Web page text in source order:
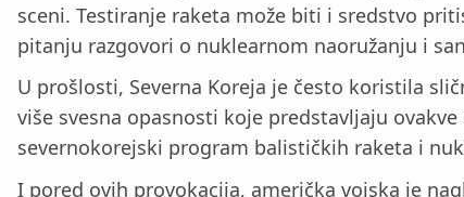
sceni. Testiranje raketa može biti i sredstvo
pitanju razgovori o nuklearnom naoružanju i
U prošlosti, Severna Koreja je često koristila
više svesna opasnosti koje predstavljaju
severnokorejski program balističkih raketa i
I pored ovih provokacija, američka vojska je